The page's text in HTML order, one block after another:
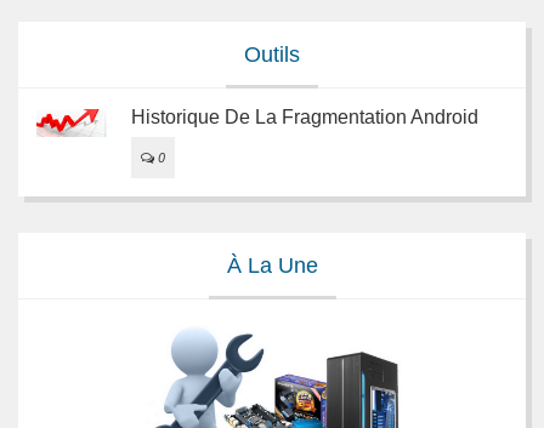
Outils
Historique De La Fragmentation Android
0
À La Une